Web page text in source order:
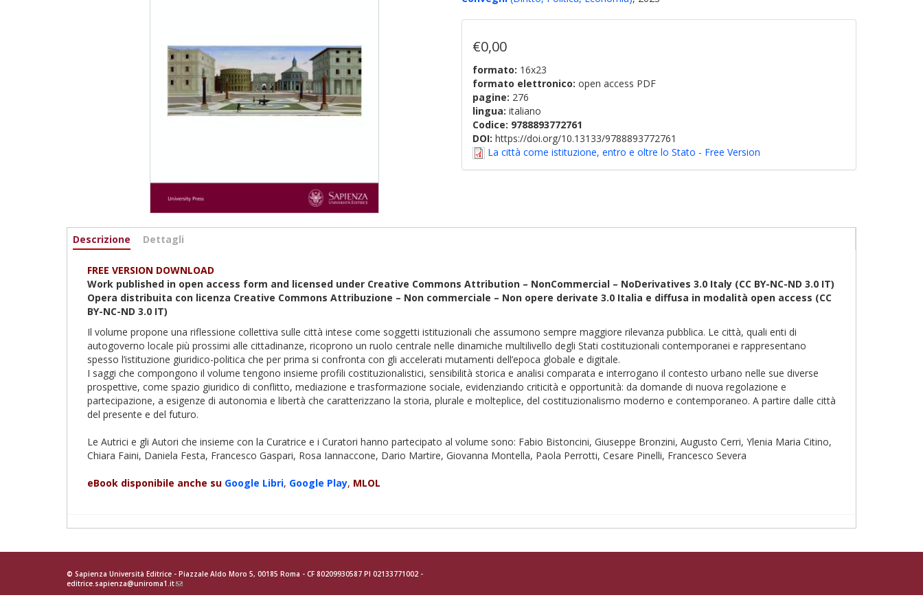
€0,00
formato: 16x23
formato elettronico: open access PDF
pagine: 276
lingua: italiano
Codice: 9788893772761
DOI: https://doi.org/10.13133/9788893772761
La città come istituzione, entro e oltre lo Stato - Free Version
Informazioni
Descrizione (scheda
Dettagli
FREE VERSION DOWNLOAD
Work published in open access form and licensed under Creative Commons Attribution – NonCommercial – NoDerivatives 3.0 Italy (CC BY-NC-ND 3.0 IT)
Opera distribuita con licenza Creative Commons Attribuzione – Non commerciale – Non opere derivate 3.0 Italia e diffusa in modalità open access (CC
BY-NC-ND 3.0 IT)
Il volume propone una riflessione collettiva sulle città intese come soggetti istituzionali che assumono sempre maggiore rilevanza pubblica. Le città, quali enti di
autogoverno locale più prossimi alle cittadinanze, ricoprono un ruolo centrale nelle dinamiche multilivello degli Stati costituzionali contemporanei e rappresentano
spesso l’istituzione giuridico-politica che per prima si confronta con gli accelerati mutamenti dell’epoca globale e digitale.
I saggi che compongono il volume tengono insieme profili costituzionalistici, sensibilità storica e analisi comparata e interrogano il contesto urbano nelle sue diverse
prospettive, come spazio giuridico di conflitto, mediazione e trasformazione sociale, evidenziando criticità e opportunità: da domande di nuova regolazione e
partecipazione, a esigenze di autonomia e libertà che caratterizzano la storia, plurale e molteplice, del costituzionalismo moderno e contemporaneo. A partire dalle città
del presente e del futuro.
Le Autrici e gli Autori che insieme con la Curatrice e i Curatori hanno partecipato al volume sono: Fabio Bistoncini, Giuseppe Bronzini, Augusto Cerri, Ylenia Maria Citino,
Chiara Faini, Daniela Festa, Francesco Gaspari, Rosa Iannaccone, Dario Martire, Giovanna Montella, Paola Perrotti, Cesare Pinelli, Francesco Severa
eBook disponibile anche su Google Libri, Google Play, MLOL
© Sapienza Università Editrice - Piazzale Aldo Moro 5, 00185 Roma - CF 80209930587 PI 02133771002 -
editrice.sapienza@uniroma1.it(link
sends